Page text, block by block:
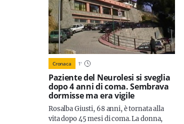
Cronaca 1'
Paziente del Neurolesi si sveglia
dopo 4 anni di coma. Sembrava
dormisse ma era vigile
Rosalba Giusti, 68 anni, è tornata alla
vita dopo 45 mesi di coma. La donna,